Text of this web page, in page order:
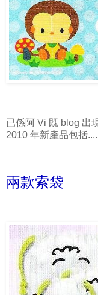
已係阿 Vi 既 blog 出
2010 年新產品包括....
兩款索袋